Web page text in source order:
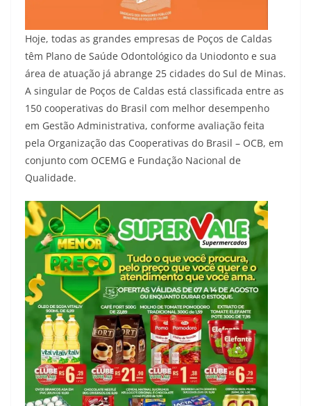
Hoje, todas as grandes empresas de Poços de Caldas
têm Plano de Saúde Odontológico da Uniodonto e sua
área de atuação já abrange 25 cidades do Sul de Minas.
A singular de Poços de Caldas está classificada entre as
150 cooperativas do Brasil com melhor desempenho
em Gestão Administrativa, conforme avaliação feita
pela Organização das Cooperativas do Brasil – OCB, em
conjunto com OCEMG e Fundação Nacional de
Qualidade.